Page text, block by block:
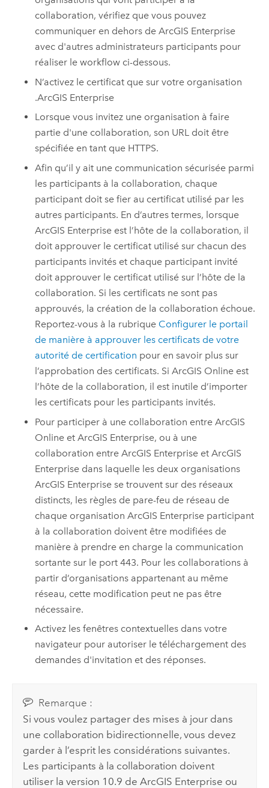
collaboration, vérifiez que vous pouvez
communiquer en dehors deArcGIS Enterprise
avec d'autres administrateurs participants pour
réaliser le workflow ci-dessous.
N’activez le certificat que sur votre organisation
.ArcGIS Enterprise
Lorsque vous invitez une organisation à faire
partie d'une collaboration, son URL doit être
spécifiée en tant que HTTPS.
Afin qu’il y ait une communication sécurisée parmi
les participants à la collaboration, chaque
participant doit se fier au certificat utilisé par les
autres participants. En d’autres termes, lorsque
ArcGIS Enterprise est l’hôte de la collaboration, il
doit approuver le certificat utilisé sur chacun des
participants invités et chaque participant invité
doit approuver le certificat utilisé sur l’hôte de la
collaboration. Si les certificats ne sont pas
approuvés, la création de la collaboration échoue.
Reportez-vous à la rubrique Configurer le portail
de manière à approuver les certificats de votre
autorité de certification pour en savoir plus sur
l’approbation des certificats. SiArcGIS Online est
l’hôte de la collaboration, il est inutile d’importer
les certificats pour les participants invités.
Pour participer à une collaboration entreArcGIS
Online etArcGIS Enterprise, ou à une
collaboration entreArcGIS Enterprise etArcGIS
Enterprise dans laquelle les deux organisations
ArcGIS Enterprise se trouvent sur des réseaux
distincts, les règles de pare-feu de réseau de
chaque organisationArcGIS Enterprise participant
à la collaboration doivent être modifiées de
manière à prendre en charge la communication
sortante sur le port 443. Pour les collaborations à
partir d’organisations appartenant au même
réseau, cette modification peut ne pas être
nécessaire.
Activez les fenêtres contextuelles dans votre
navigateur pour autoriser le téléchargement des
demandes d'invitation et des réponses.
Remarque :
Si vous voulez partager des mises à jour dans
une collaboration bidirectionnelle, vous devez
garder à l’esprit les considérations suivantes.
Les participants à la collaboration doivent
utiliser la version 10.9 deArcGIS Enterprise ou